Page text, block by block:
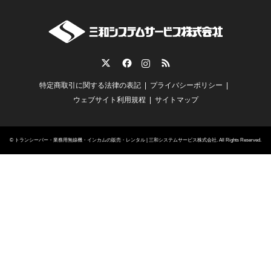
RSS
特定商取引に関する法律の表記
プライバシーポリシー
ウェブサイト利用規程
サイトマップ
© トランシーバー・業務用無線機・インカムの販売・レンタル | 三和システムサービス株式会社. All Rights Reserved.